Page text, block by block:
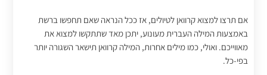
אם תרצו למצוא קרוואן לטיולים, אז ככל הנראה שאם תחפשו ברשת
באמצעות המילה העברית מעונוע, יתכן מאד שתתקשו למצוא את
מאווייכם. ואולי, כמו מילים אחרות, המילה קרוואן תישאר השגורה יותר
בפי-כל.